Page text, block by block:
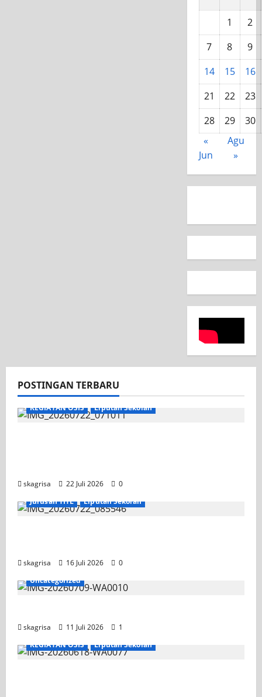
1
2
7
8
9
14
15
16
21
22
23
28
29
30
«
Jun
Agu
»
POSTINGAN TERBARU
KEGIATAN OSIS Liputan Sekolah
skagrisa 22 Juli 2026
0
Jurusan TITL
Liputan Sekolah
skagrisa 16 Juli 2026
0
Uncategorized
skagrisa 11 Juli 2026
1
KEGIATAN OSIS
Liputan Sekolah